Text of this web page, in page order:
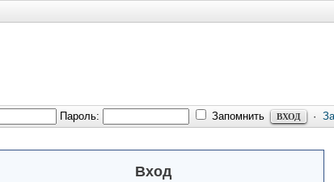
Пароль: Запомнить ·
Вход